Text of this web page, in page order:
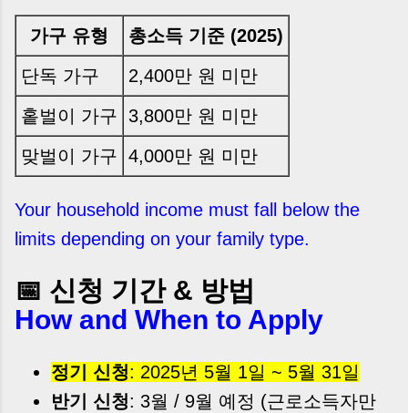
가구 유형
총소득 기준 (2025)
단독 가구
2,400만 원 미만
홑벌이 가구
3,800만 원 미만
맞벌이 가구 4,000만 원 미만
Your household income must fall below the
limits depending on your family type.
📅 신청 기간 & 방법
How and When to Apply
정기 신청: 2025년 5월 1일 ~ 5월 31일
반기 신청: 3월 / 9월 예정 (근로소득자만